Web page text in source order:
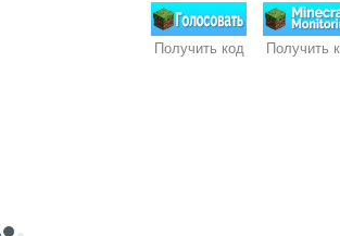
Получить код Получить